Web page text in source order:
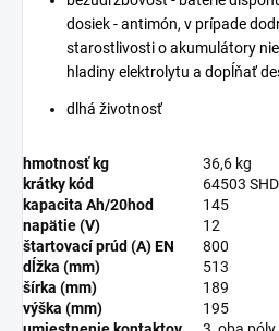
dosiek - antimón, v prípade
starostlivosti o akumulátory
hladiny elektrolytu a dopĺňať
dlhá životnosť
hmotnosť kg
36,6 kg
krátky kód
64503
kapacita Ah/20hod
145
napätie (V)
12
štartovací prúd (A) EN
800
dĺžka (mm)
513
šírka (mm)
189
výška (mm)
195